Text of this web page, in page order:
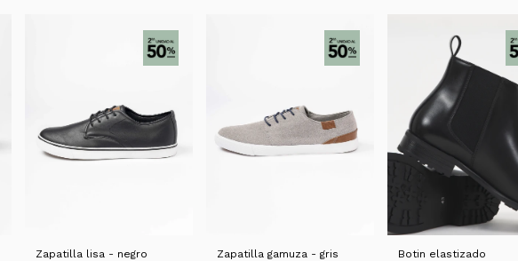
Zapatilla lisa - negro Zapatilla gamuza - gris Botin elastizado